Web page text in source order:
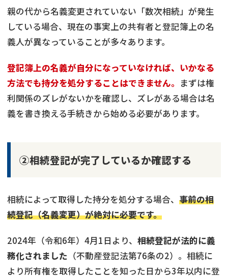
親の代から名義変更されていない「数次相続」が発生
している場合、現在の事実上の共有者と登記簿上の名
義人が異なっていることが多々あります。
登記簿上の名義が自分になっていなければ、いかなる
方法でも持分を処分することはできません。 まずは権
利関係のズレがないかを確認し、ズレがある場合は名
義を書き換える手続きから始める必要があります。
②相続登記が完了しているか確認する
相続によって取得した持分を処分する場合、 事前の相
続登記（名義変更）が絶対に必要です。
2024年（令和6年）4月1日より、 相続登記が法的に義
務化されました （不動産登記法第76条の2）。相続に
より所有権を取得したことを知った日から3年以内に登